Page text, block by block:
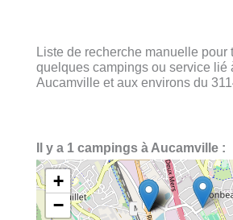
Liste de recherche manuelle pour
quelques campings ou service lié
Aucamville et aux environs du
Il y a 1 campings à Aucamville :
+
−